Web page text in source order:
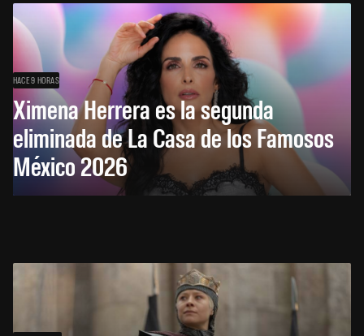
HACE 9 HORAS
Ximena Herrera es la segunda
eliminada de La Casa de los Famosos
México 2026